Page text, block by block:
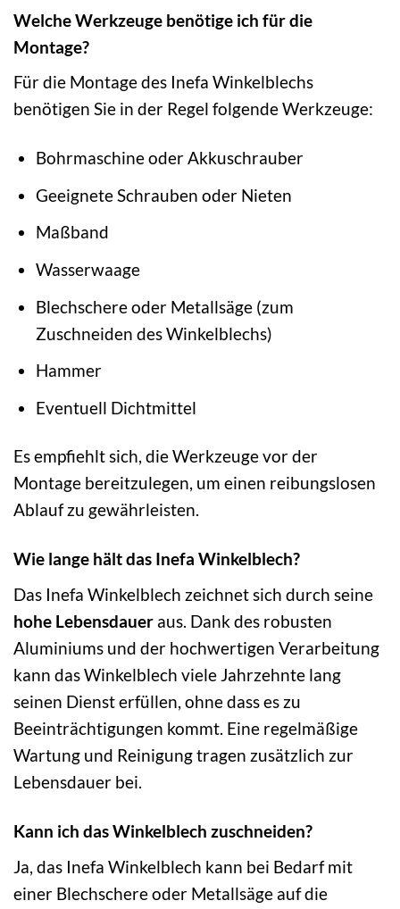
Welche Werkzeuge benötige ich für die
Montage?
Für die Montage des Inefa Winkelblechs
benötigen Sie in der Regel folgende Werkzeuge:
Bohrmaschine oder Akkuschrauber
Geeignete Schrauben oder Nieten
Maßband
Wasserwaage
Blechschere oder Metallsäge (zum
Zuschneiden des Winkelblechs)
Hammer
Eventuell Dichtmittel
Es empfiehlt sich, die Werkzeuge vor der
Montage bereitzulegen, um einen reibungslosen
Ablauf zu gewährleisten.
Wie lange hält das Inefa Winkelblech?
Das Inefa Winkelblech zeichnet sich durch seine
hohe Lebensdauer aus. Dank des robusten
Aluminiums und der hochwertigen Verarbeitung
kann das Winkelblech viele Jahrzehnte lang
seinen Dienst erfüllen, ohne dass es zu
Beeinträchtigungen kommt. Eine regelmäßige
Wartung und Reinigung tragen zusätzlich zur
Lebensdauer bei.
Kann ich das Winkelblech zuschneiden?
Ja, das Inefa Winkelblech kann bei Bedarf mit
einer Blechschere oder Metallsäge auf die